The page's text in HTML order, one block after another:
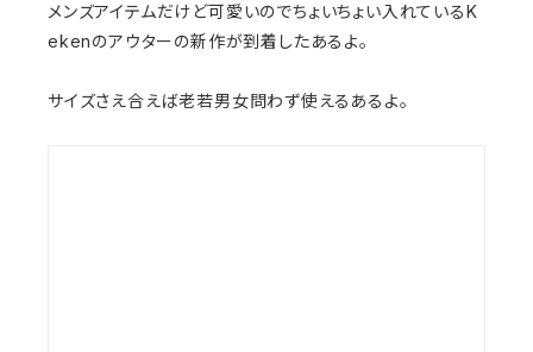
メンズアイテムだけど可愛いのでちょいちょい入れているK
ekenのアウターの新作が到着したあるよ。
サイズさえ合えば老若男女問わず使えるあるよ。